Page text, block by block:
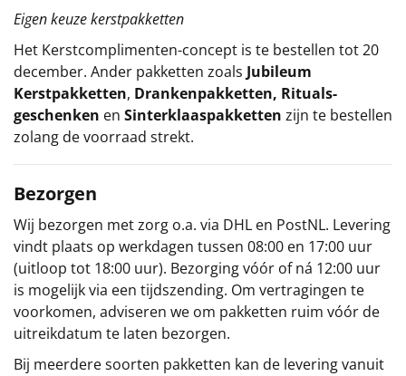
Eigen keuze kerstpakketten
Het Kerstcomplimenten-concept is te bestellen tot 20
december. Ander pakketten zoals Jubileum
Kerstpakketten, Drankenpakketten, Rituals-
geschenken en Sinterklaaspakketten zijn te bestellen
zolang de voorraad strekt.
Bezorgen
Wij bezorgen met zorg o.a. via DHL en PostNL. Levering
vindt plaats op werkdagen tussen 08:00 en 17:00 uur
(uitloop tot 18:00 uur). Bezorging vóór of ná 12:00 uur
is mogelijk via een tijdszending. Om vertragingen te
voorkomen, adviseren we om pakketten ruim vóór de
uitreikdatum te laten bezorgen.
Bij meerdere soorten pakketten kan de levering vanuit